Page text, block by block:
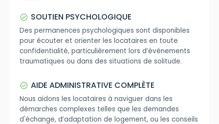
check_circle SOUTIEN PSYCHOLOGIQUE
Des permanences psychologiques sont disponibles
pour écouter et orienter les locataires en toute
confidentialité, particulièrement lors d’événements
traumatiques ou dans des situations de solitude.
check_circle AIDE ADMINISTRATIVE COMPLÈTE
Nous aidons les locataires à naviguer dans les
démarches complexes telles que les demandes
d'échange, d’adaptation de logement, ou les conseils